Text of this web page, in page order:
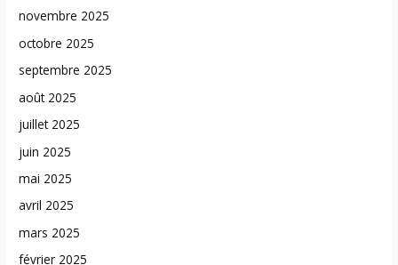
novembre 2025
octobre 2025
septembre 2025
août 2025
juillet 2025
juin 2025
mai 2025
avril 2025
mars 2025
février 2025